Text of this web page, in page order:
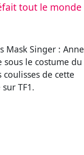
tout le monde
Mask Singer : Anne
sous le costume du
coulisses de cette
TF1.